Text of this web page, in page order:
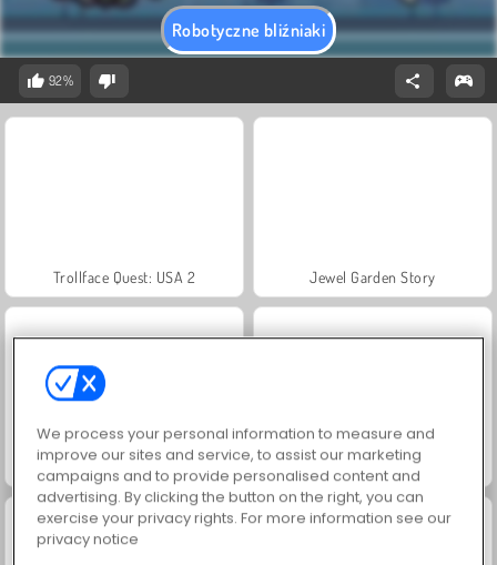
Robotyczne bliźniaki
92%
Trollface Quest: USA 2 Jewel Garden Story
Masha and the Bear: Meadows Juice Merge
We process your personal information to measure and
improve our sites and service, to assist our marketing
campaigns and to provide personalised content and
advertising. By clicking the button on the right, you can
exercise your privacy rights. For more information see our
privacy notice